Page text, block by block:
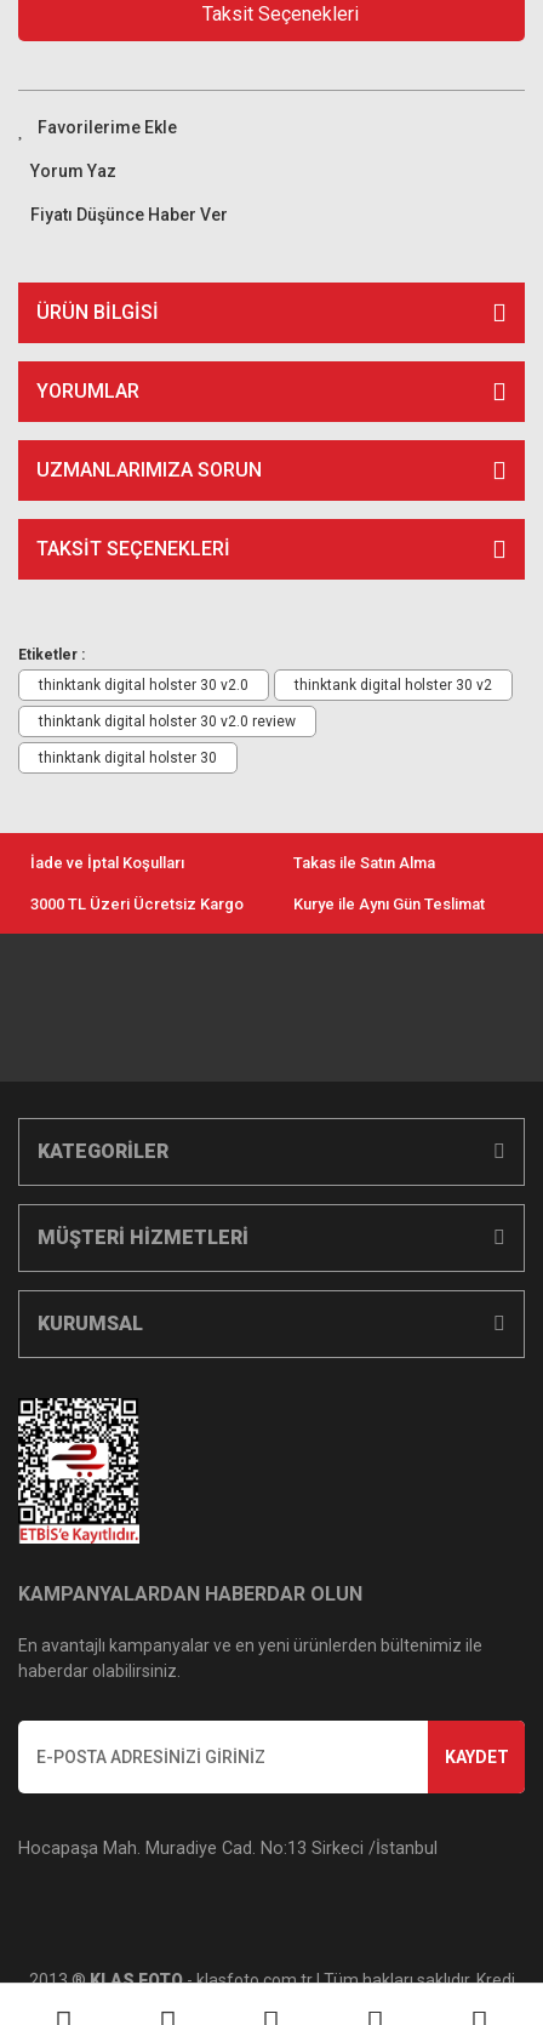
Taksit Seçenekleri
Yorum Yaz
Fiyatı Düşünce Haber Ver
ÜRÜN BILGISI
YORUMLAR
UZMANLARIMIZA SORUN
TAKSIT SEÇENEKLERI
Etiketler :
thinktank digital holster 30 v2.0
thinktank digital holster 30 v2
thinktank digital holster 30 v2.0 review
thinktank digital holster 30
İade ve İptal Koşulları Takas ile Satın Alma
3000 TL Üzeri Ücretsiz Kargo Kurye ile Aynı Gün Teslimat
KATEGORİLER
MÜŞTERİ HİZMETLERİ
KURUMSAL
KAMPANYALARDAN HABERDAR OLUN
En avantajlı kampanyalar ve en yeni ürünlerden bültenimiz ile
haberdar olabilirsiniz.
KAYDET
Hocapaşa Mah. Muradiye Cad. No:13 Sirkeci /İstanbul
2013 ®KLAS FOTO- klasfoto.com.tr | Tüm hakları saklıdır. Kredi